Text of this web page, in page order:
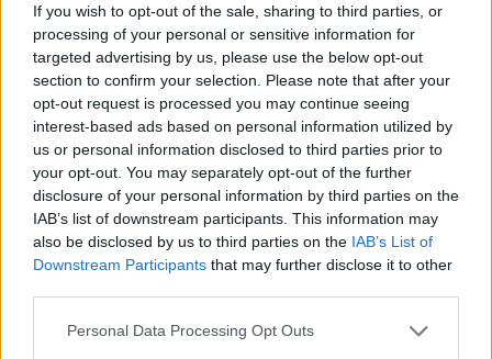
If you wish to opt-out of the sale, sharing to third parties, or
processing of your personal or sensitive information for
targeted advertising by us, please use the below opt-out
section to confirm your selection. Please note that after your
opt-out request is processed you may continue seeing
interest-based ads based on personal information utilized by
us or personal information disclosed to third parties prior to
your opt-out. You may separately opt-out of the further
disclosure of your personal information by third parties on the
IAB’s list of downstream participants. This information may
also be disclosed by us to third parties on the IAB’s List of
Downstream Participants that may further disclose it to other
Please note that this website/app uses one or more Google
Personal Data Processing Opt Outs
ötven dokumentum és húsz műtárgy
bemutatásával. Olyan különlegességek is itt
lesznek láthatók, mint a MÁV 1052.
pályaszámú udvari vonati gőzmozdonyának
1:5 arányú modellje és a Tisza-vidéki vasút
udvari kocsijának 1857-ből megmaradt
bútorzata.
A helytörténeti kiállítás részeként a Gödöllői
Városi Múzeumból visszakerül ide a Stróbl
Alajos által készített Erzsébet királyné- és
Ferenc József-mellszobor, amelyek egykor a
képeslapok és fotók, amelyek a királyi váró